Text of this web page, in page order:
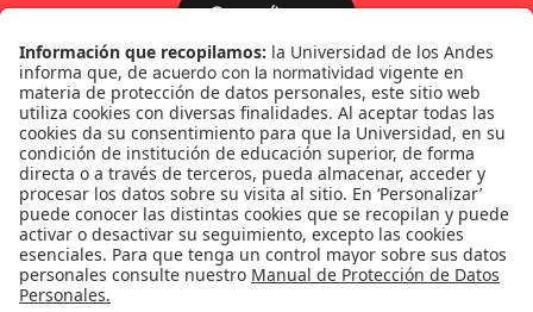
Suscríbase
Género
Política